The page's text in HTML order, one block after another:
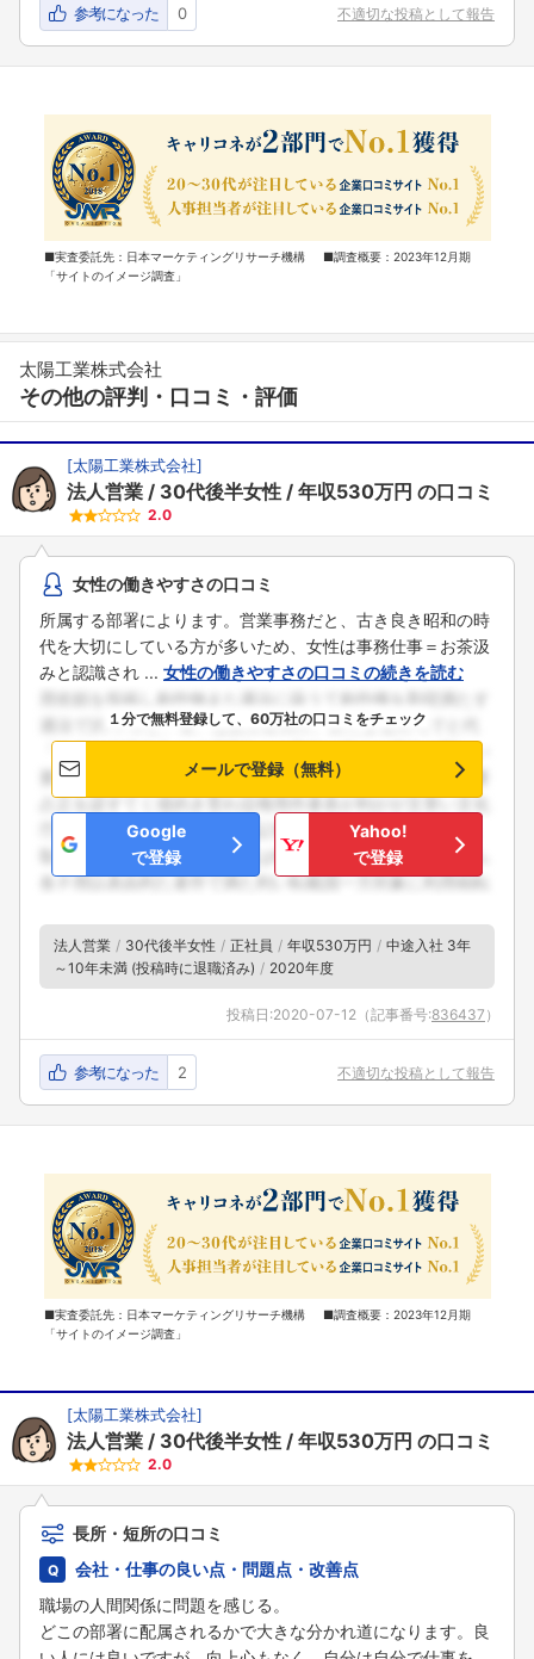
参考になった 0 不適切な投稿として報告
■実査委託先：日本マーケティングリサーチ機構 ■調査概要：2023年12月期
「サイトのイメージ調査」
太陽工業株式会社
その他の評判・口コミ・評価
[太陽工業株式会社]
法人営業 30代後半女性 年収530万円 の口コミ
2.0
女性の働きやすさの口コミ
所属する部署によります。営業事務だと、古き良き昭和の時
代を大切にしている方が多いため、女性は事務仕事＝お茶汲
みと認識され ... 女性の働きやすさの口コミの続きを読む
１分で無料登録して、60万社の口コミをチェック
メールで登録（無料）
Google
で登録
Yahoo!
で登録
法人営業 30代後半女性 正社員 年収530万円
中途入社 3年
～10年未満 (投稿時に退職済み)
2020年度
投稿日:2020-07-12 （記事番号:836437 ）
参考になった 2 不適切な投稿として報告
■実査委託先：日本マーケティングリサーチ機構 ■調査概要：2023年12月期
「サイトのイメージ調査」
[太陽工業株式会社]
法人営業 30代後半女性 年収530万円 の口コミ
2.0
長所・短所の口コミ
会社・仕事の良い点・問題点・改善点
職場の人間関係に問題を感じる。
どこの部署に配属されるかで大きな分かれ道になります。良